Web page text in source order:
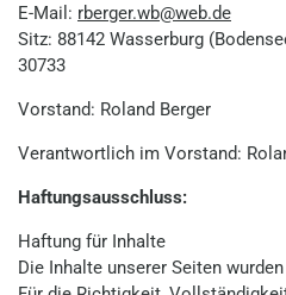
E-Mail: rberger.wb@web.de
Sitz: 88142 Wasserburg
30733
Vorstand: Roland Berger
Verantwortlich im Vorstand:
Haftungsausschluss:
Haftung für Inhalte
Die Inhalte unserer Seiten